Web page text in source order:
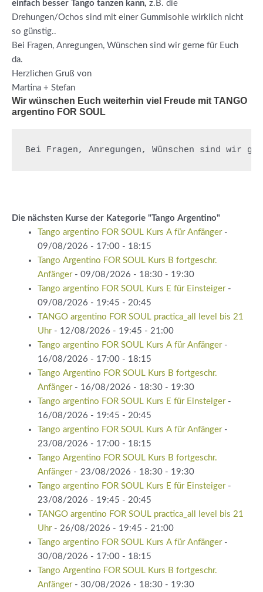
einfach besser Tango tanzen kann, z.B. die
Drehungen/Ochos sind mit einer Gummisohle wirklich nicht
so günstig..
Bei Fragen, Anregungen, Wünschen sind wir gerne für Euch
da.
Herzlichen Gruß von
Martina + Stefan
Wir wünschen Euch weiterhin viel Freude mit TANGO
argentino FOR SOUL
Bei Fragen, Anregungen, Wünschen sind wir
Die nächsten Kurse der Kategorie "Tango Argentino"
Tango argentino FOR SOUL Kurs A für Anfänger-
09/08/2026 - 17:00 - 18:15
Tango Argentino FOR SOUL Kurs B fortgeschr.
Anfänger- 09/08/2026 - 18:30 - 19:30
Tango argentino FOR SOUL Kurs E für Einsteiger-
09/08/2026 - 19:45 - 20:45
TANGO argentino FOR SOUL practica_all level bis 21
Uhr- 12/08/2026 - 19:45 - 21:00
Tango argentino FOR SOUL Kurs A für Anfänger-
16/08/2026 - 17:00 - 18:15
Tango Argentino FOR SOUL Kurs B fortgeschr.
Anfänger- 16/08/2026 - 18:30 - 19:30
Tango argentino FOR SOUL Kurs E für Einsteiger-
16/08/2026 - 19:45 - 20:45
Tango argentino FOR SOUL Kurs A für Anfänger-
23/08/2026 - 17:00 - 18:15
Tango Argentino FOR SOUL Kurs B fortgeschr.
Anfänger- 23/08/2026 - 18:30 - 19:30
Tango argentino FOR SOUL Kurs E für Einsteiger-
23/08/2026 - 19:45 - 20:45
TANGO argentino FOR SOUL practica_all level bis 21
Uhr- 26/08/2026 - 19:45 - 21:00
Tango argentino FOR SOUL Kurs A für Anfänger-
30/08/2026 - 17:00 - 18:15
Tango Argentino FOR SOUL Kurs B fortgeschr.
Anfänger- 30/08/2026 - 18:30 - 19:30